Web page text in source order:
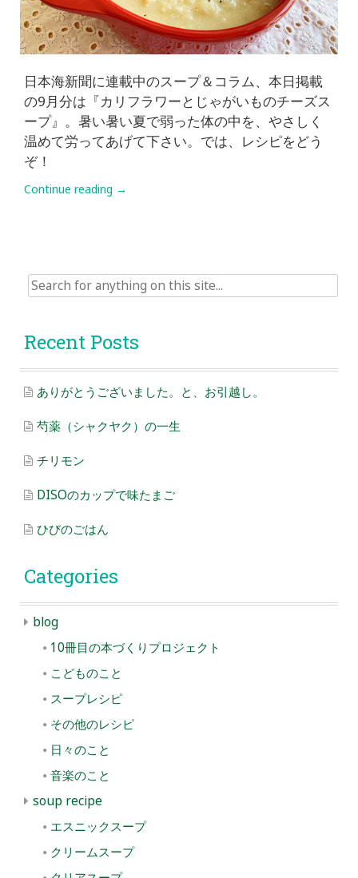
日本海新聞に連載中のスープ＆コラム、本日掲載
の9月分は『カリフラワーとじゃがいものチーズス
ープ』。暑い暑い夏で弱った体の中を、やさしく
温めて労ってあげて下さい。では、レシピをどう
ぞ！
Continue reading →
Search
for:
Recent Posts
ありがとうございました。と、お引越し。
芍薬（シャクヤク）の一生
チリモン
DISOのカップで味たまご
ひびのごはん
Categories
blog
10冊目の本づくりプロジェクト
こどものこと
スープレシピ
その他のレシピ
日々のこと
音楽のこと
soup recipe
エスニックスープ
クリームスープ